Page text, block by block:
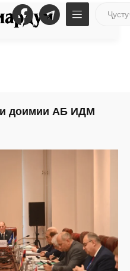
доимии АБ ИДМ